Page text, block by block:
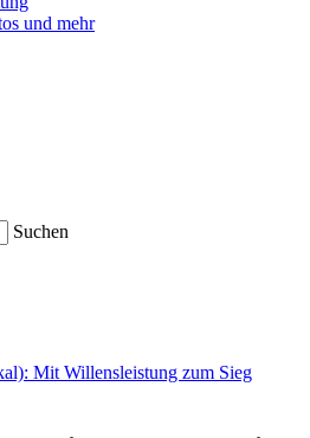
und mehr
Suchen
Mit Willensleistung zum Sieg